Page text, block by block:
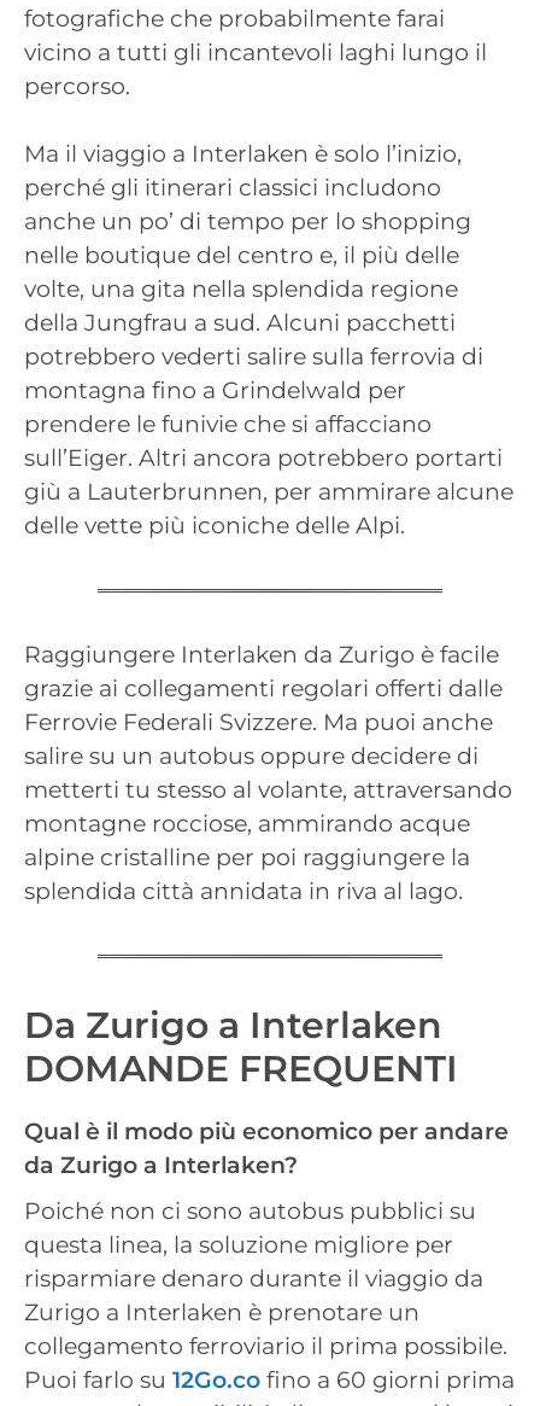
fotografiche che probabilmente farai
vicino a tutti gli incantevoli laghi lungo il
percorso.
Ma il viaggio a Interlaken è solo l’inizio,
perché gli itinerari classici includono
anche un po’ di tempo per lo shopping
nelle boutique del centro e, il più delle
volte, una gita nella splendida regione
della Jungfrau a sud. Alcuni pacchetti
potrebbero vederti salire sulla ferrovia di
montagna fino a Grindelwald per
prendere le funivie che si affacciano
sull’Eiger. Altri ancora potrebbero portarti
giù a Lauterbrunnen, per ammirare alcune
delle vette più iconiche delle Alpi.
Raggiungere Interlaken da Zurigo è facile
grazie ai collegamenti regolari offerti dalle
Ferrovie Federali Svizzere. Ma puoi anche
salire su un autobus oppure decidere di
metterti tu stesso al volante, attraversando
montagne rocciose, ammirando acque
alpine cristalline per poi raggiungere la
splendida città annidata in riva al lago.
Da Zurigo a Interlaken
DOMANDE FREQUENTI
Qual è il modo più economico per andare
da Zurigo a Interlaken?
Poiché non ci sono autobus pubblici su
questa linea, la soluzione migliore per
risparmiare denaro durante il viaggio da
Zurigo a Interlaken è prenotare un
collegamento ferroviario il prima possibile.
Puoi farlo su 12Go.co fino a 60 giorni prima